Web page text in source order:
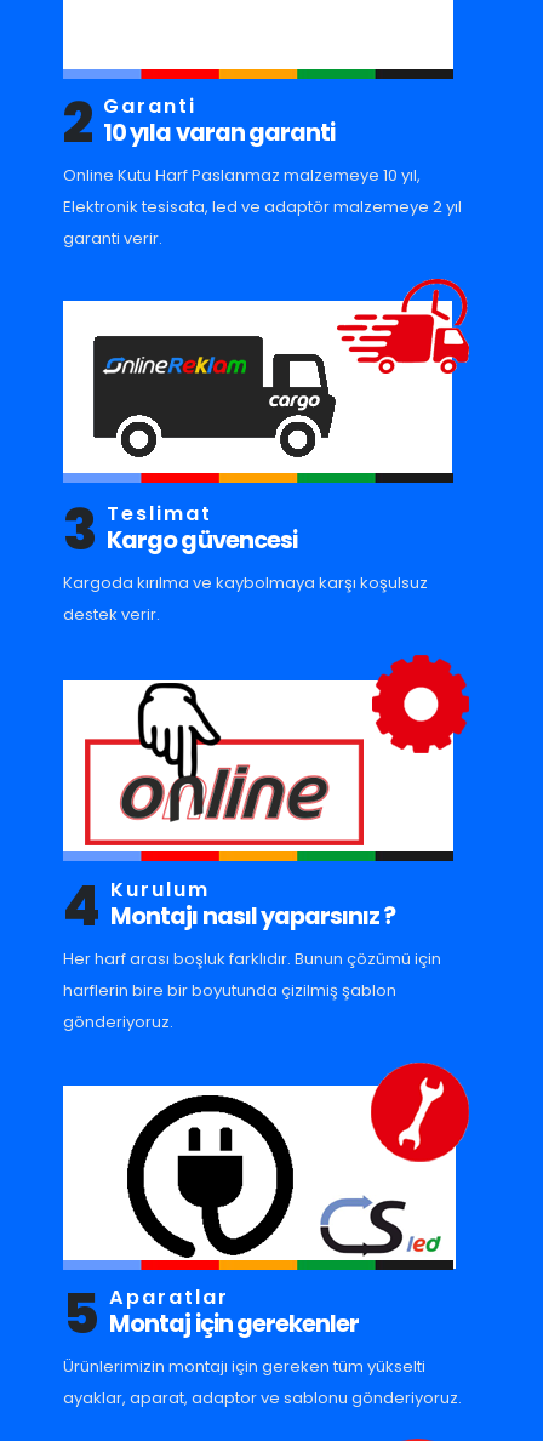
2 Garanti
10 yıla varan garanti
Online Kutu Harf Paslanmaz malzemeye 10 yıl,
Elektronik tesisata, led ve adaptör malzemeye 2 yıl
garanti verir.
3 Teslimat
Kargo güvencesi
Kargoda kırılma ve kaybolmaya karşı koşulsuz
destek verir.
4 Kurulum
Montajı nasıl yaparsınız ?
Her harf arası boşluk farklıdır. Bunun çözümü için
harflerin bire bir boyutunda çizilmiş şablon
gönderiyoruz.
5 Aparatlar
Montaj için gerekenler
Ürünlerimizin montajı için gereken tüm yükselti
ayaklar, aparat, adaptor ve sablonu gönderiyoruz.